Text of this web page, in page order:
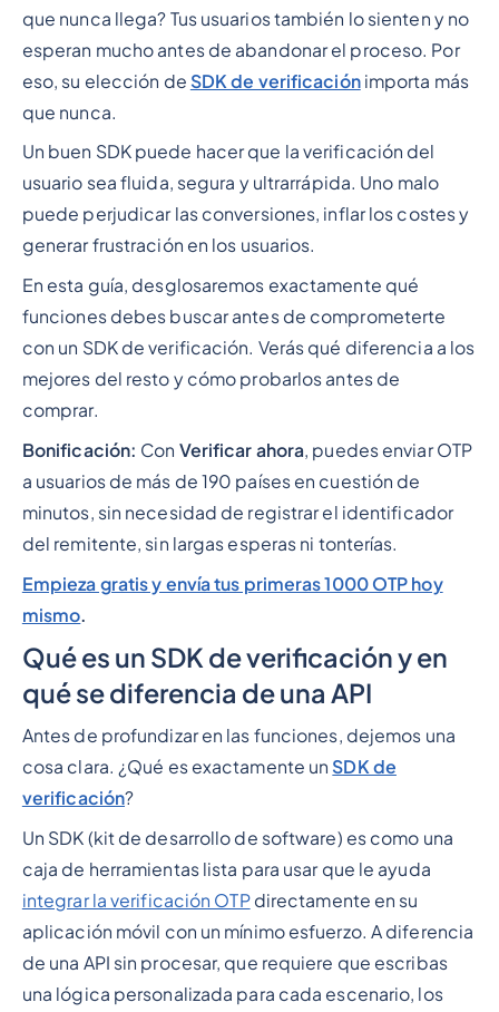
que nunca llega? Tus usuarios también lo sienten y no
esperan mucho antes de abandonar el proceso. Por
eso, su elección de SDK de verificaciónimporta más
que nunca.
Un buen SDK puede hacer que la verificación del
usuario sea fluida, segura y ultrarrápida. Uno malo
puede perjudicar las conversiones, inflar los costes y
generar frustración en los usuarios.
En esta guía, desglosaremos exactamente qué
funciones debes buscar antes de comprometerte
con un SDK de verificación. Verás qué diferencia a los
mejores del resto y cómo probarlos antes de
comprar.
Bonificación: Con Verificar ahora, puedes enviar OTP
a usuarios de más de 190 países en cuestión de
minutos, sin necesidad de registrar el identificador
del remitente, sin largas esperas ni tonterías.
Empieza gratis y envía tus primeras 1000 OTP hoy
mismo.
Qué es un SDK de verificación y en
qué se diferencia de una API
Antes de profundizar en las funciones, dejemos una
cosa clara. ¿Qué es exactamente un SDK de
verificación?
Un SDK (kit de desarrollo de software) es como una
caja de herramientas lista para usar que le ayuda
integrar la verificación OTPdirectamente en su
aplicación móvil con un mínimo esfuerzo. A diferencia
de una API sin procesar, que requiere que escribas
una lógica personalizada para cada escenario, los